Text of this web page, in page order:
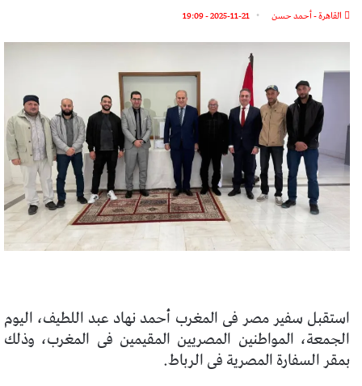
القاهرة - أحمد حسن 2025-11-21 - 19:09
استقبل سفير مصر فى المغرب أحمد نهاد عبد اللطيف، اليوم
الجمعة، المواطنين المصريين المقيمين فى المغرب، وذلك
بمقر السفارة المصرية فى الرباط.